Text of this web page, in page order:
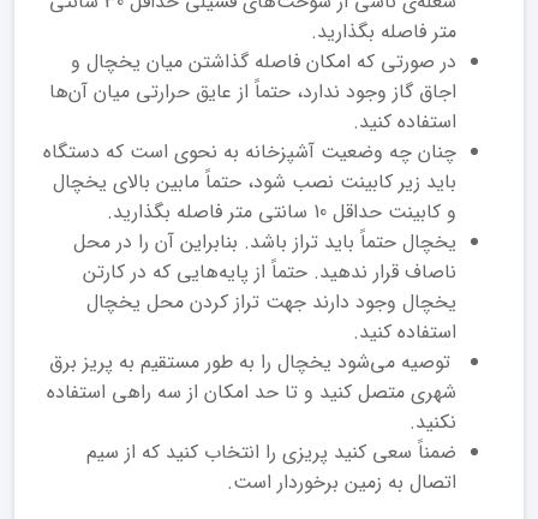
متر فاصله بگذارید.
در صورتی که امکان فاصله گذاشتن میان یخچال و
اجاق گاز وجود ندارد، حتماً از عایق حرارتی میان آن‌ها
استفاده کنید.
چنان چه وضعیت آشپزخانه به نحوی است که دستگاه
باید زیر کابینت نصب شود، حتماً مابین بالای یخچال
و کابینت حداقل 10 سانتی متر فاصله بگذارید.
یخچال حتماً باید تراز باشد. بنابراین آن را در محل
ناصاف قرار ندهید. حتماً از پایه‌هایی که در کارتن
یخچال وجود دارند جهت تراز کردن محل یخچال
استفاده کنید.
توصیه می‌شود یخچال را به طور مستقیم به پریز برق
شهری متصل کنید و تا حد امکان از سه راهی استفاده
نکنید.
ضمناً سعی کنید پریزی را انتخاب کنید که از سیم
اتصال به زمین برخوردار است.